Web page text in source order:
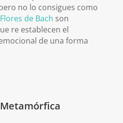
no lo consigues como
Flores de Bach son
re establecen el
de una forma